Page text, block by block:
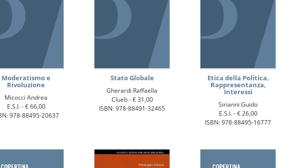
Moderatismo e
Rivoluzione
Micocci Andrea
E.S.I. -€ 66,00
978-88495-20637
Stato Globale
Gherardi Raffaella
Clueb -€ 31,00
ISBN: 978-88491-32465
Etica della Politica,
Rappresentanza,
Interessi
Sirianni Guido
E.S.I. -€ 26,00
ISBN: 978-88495-16777